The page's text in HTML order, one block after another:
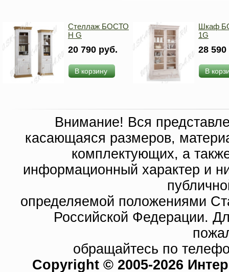
Стеллаж БОСТО
Н G
20 790 руб.
В корзину
Шкаф
1G
28
В
Внимание! Вся
касающаяся размеров,
комплектующих, а
информационный характер и
определяемой положениями
Российской Федерации.
обращайтесь по
Copyright © 2005-2026